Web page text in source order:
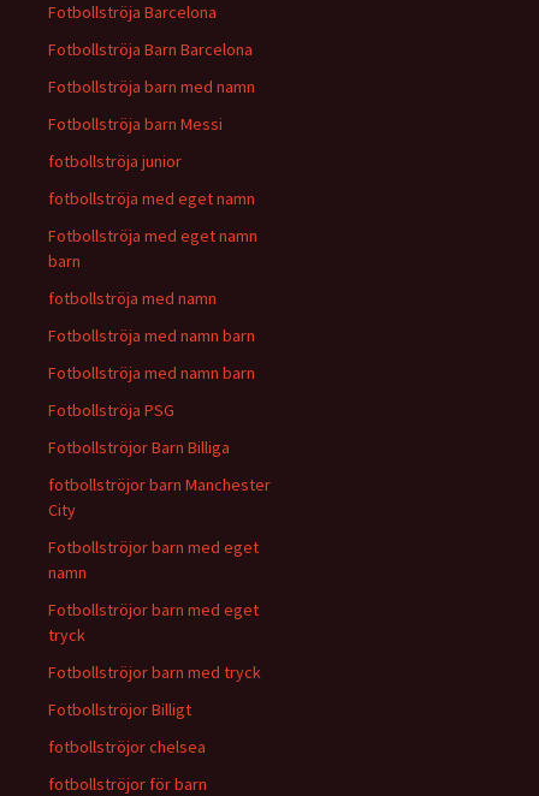
Fotbollströja Barcelona
Fotbollströja Barn Barcelona
Fotbollströja barn med namn
Fotbollströja barn Messi
fotbollströja junior
fotbollströja med eget namn
Fotbollströja med eget namn
barn
fotbollströja med namn
Fotbollströja med namn barn
Fotbollströja med namn barn
Fotbollströja PSG
Fotbollströjor Barn Billiga
fotbollströjor barn Manchester
City
Fotbollströjor barn med eget
namn
Fotbollströjor barn med eget
tryck
Fotbollströjor barn med tryck
Fotbollströjor Billigt
fotbollströjor chelsea
fotbollströjor för barn